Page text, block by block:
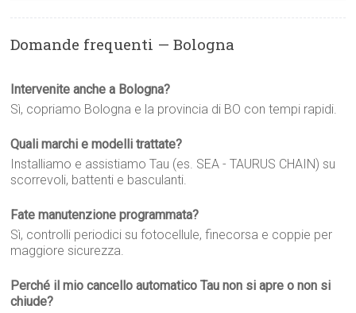
Domande frequenti — Bologna
Intervenite anche a Bologna?
Sì, copriamo Bologna e la provincia di BO con tempi rapidi.
Quali marchi e modelli trattate?
Installiamo e assistiamo Tau (es. SEA - TAURUS CHAIN) su
scorrevoli, battenti e basculanti.
Fate manutenzione programmata?
Sì, controlli periodici su fotocellule, finecorsa e coppie per
maggiore sicurezza.
Perché il mio cancello automatico Tau non si apre o non si
chiude?